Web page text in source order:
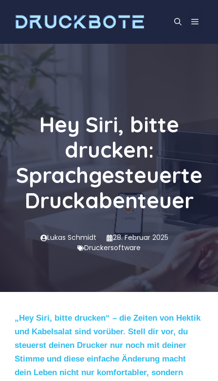
Inhalt
springen
Hey Siri, bitte
drucken:
Sprachgesteuerte
Druckabenteuer
Lukas Schmidt
28. Februar 2025
Druckersoftware
„Hey Siri, bitte drucken“ – die Zeiten von Hektik
und Kabelsalat sind vorüber. Stell dir vor, du
steuerst deinen Drucker nur noch mit deiner
Stimme und diese einfache Änderung macht
dein Leben nicht nur komfortabler, sondern